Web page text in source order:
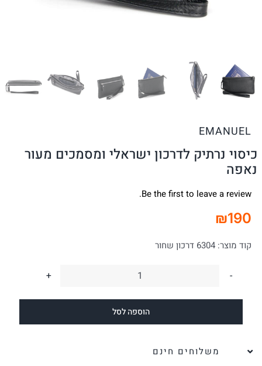
EMANUEL
כיסוי נרתיק לדרכון ישראלי ומסמכים מעור
נאפה
Be the first to leave a review.
₪190
קוד מוצר: 6304 דרכון שחור
כמות
של
כיסוי
הוספה לסל
משלוחים חינם